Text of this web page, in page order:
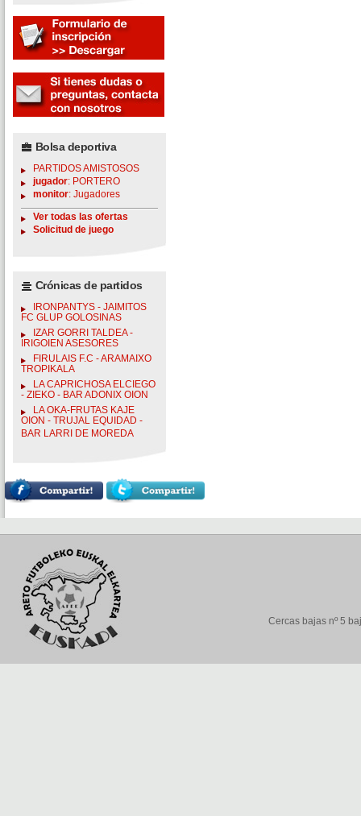
Bolsa deportiva
PARTIDOS AMISTOSOS
jugador: PORTERO
monitor: Jugadores
Ver todas las ofertas
Solicitud de juego
Crónicas de partidos
IRONPANTYS - JAIMITOS
FC GLUP GOLOSINAS
IZAR GORRI TALDEA -
IRIGOIEN ASESORES
FIRULAIS F.C - ARAMAIXO
TROPIKALA
LA CAPRICHOSA ELCIEGO
- ZIEKO - BAR ADONIX OION
LA OKA-FRUTAS KAJE
OION - TRUJAL EQUIDAD -
BAR LARRI DE MOREDA
Cercas bajas nº 5